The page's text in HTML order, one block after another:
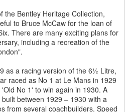
the Bentley Heritage Collection,
to Bruce McCaw for the loan of
There are many exciting plans for
including a recreation of the
as a racing version of the 6½ Litre,
raced as No 1 at Le Mans in 1929
No 1' to win again in 1930. A
between 1929 – 1930 with a
from several coachbuilders. Speed